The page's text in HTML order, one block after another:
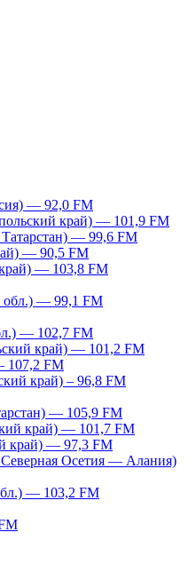
— 92,0 FM
край) — 101,9 FM
Татарстан) — 99,6 FM
— 90,5 FM
— 103,8 FM
обл.) — 99,1 FM
— 102,7 FM
край) — 101,2 FM
107,2 FM
край) – 96,8 FM
— 105,9 FM
край) — 101,7 FM
край) — 97,3 FM
Северная Осетия — Алания)
— 103,2 FM